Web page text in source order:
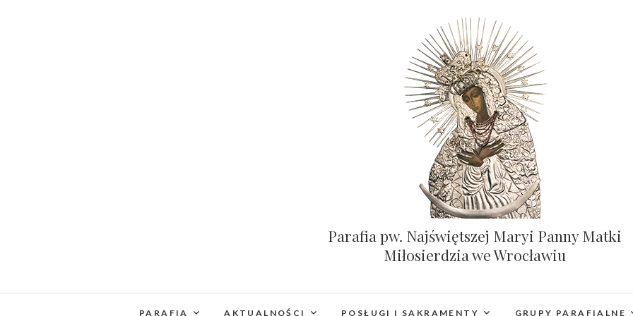
Parafia pw. Najświętszej Maryi Panny Matki
Miłosierdzia we Wrocławiu
PARAFIA AKTUALNOŚCI POSŁUGI I SAKRAMENTY GRUPY PARAFIALNE